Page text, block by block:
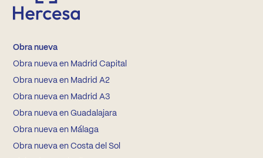
Obra nueva
Obra nueva en Madrid Capital
Obra nueva en Madrid A2
Obra nueva en Madrid A3
Obra nueva en Guadalajara
Obra nueva en Málaga
Obra nueva en Costa del Sol